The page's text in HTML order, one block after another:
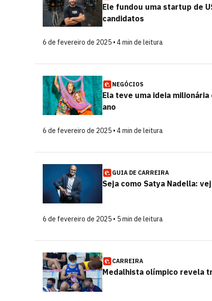
Ele fundou uma startup de
candidatos
6 de fevereiro de 2025 • 4 min de leitura
NEGÓCIOS
Ela teve uma ideia
ano
6 de fevereiro de 2025 • 4 min de leitura
GUIA DE CARREIRA
Seja como Satya Nadella:
6 de fevereiro de 2025 • 5 min de leitura
CARREIRA
Medalhista olímpico revela